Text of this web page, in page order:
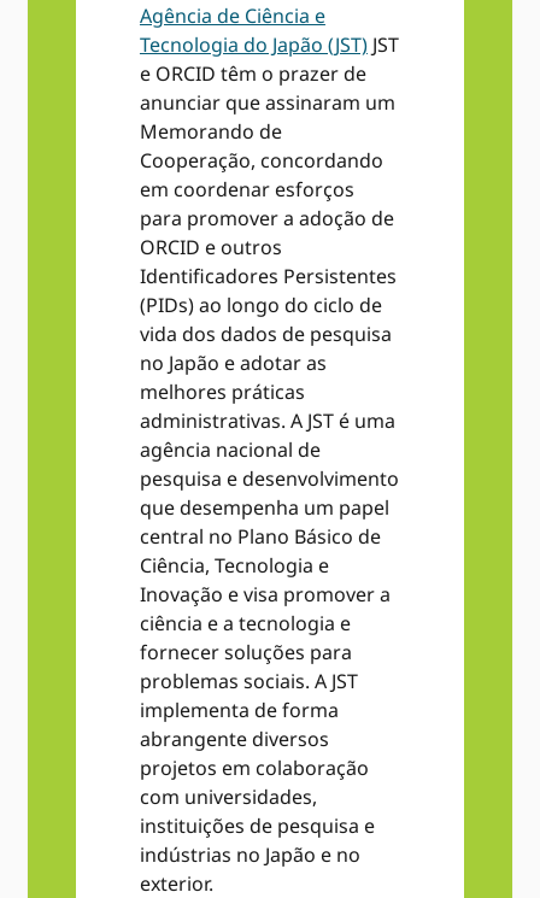
Agência de Ciência e
Tecnologia do Japão (JST)JST
e ORCID têm o prazer de
anunciar que assinaram um
Memorando de
Cooperação, concordando
em coordenar esforços
para promover a adoção de
ORCID e outros
Identificadores Persistentes
(PIDs) ao longo do ciclo de
vida dos dados de pesquisa
no Japão e adotar as
melhores práticas
administrativas. A JST é uma
agência nacional de
pesquisa e desenvolvimento
que desempenha um papel
central no Plano Básico de
Ciência, Tecnologia e
Inovação e visa promover a
ciência e a tecnologia e
fornecer soluções para
problemas sociais. A JST
implementa de forma
abrangente diversos
projetos em colaboração
com universidades,
instituições de pesquisa e
indústrias no Japão e no
exterior.